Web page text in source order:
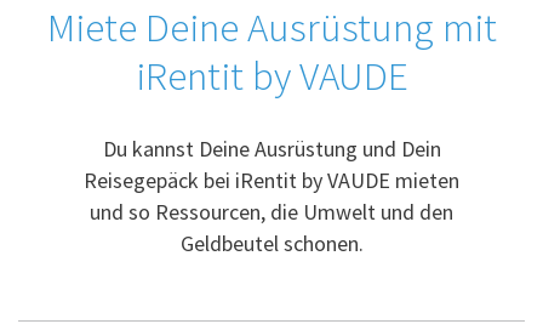
Miete Deine Ausrüstung mit
iRentit by VAUDE
Du kannst Deine Ausrüstung und Dein
Reisegepäck bei iRentit by VAUDE mieten
und so Ressourcen, die Umwelt und den
Geldbeutel schonen.